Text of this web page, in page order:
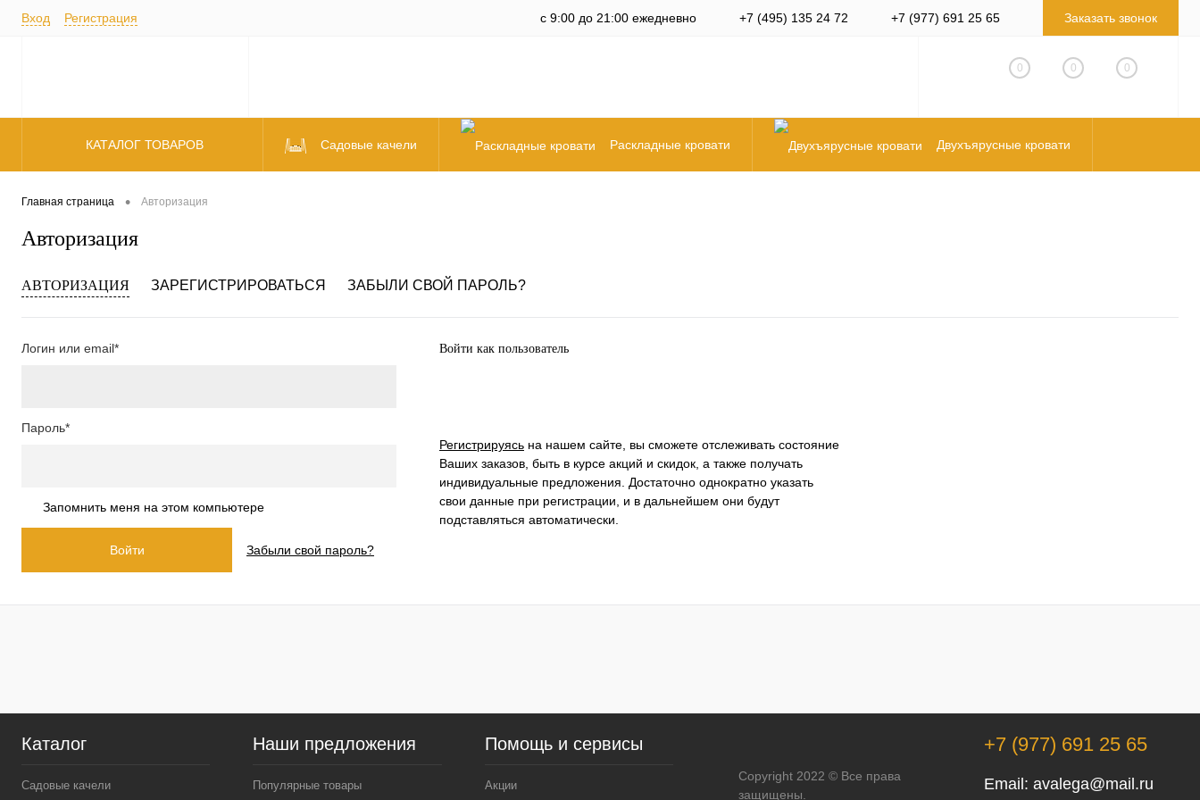
Вход Регистрация с 9:00 до 21:00 ежедневно +7 (495) 135 24 72 +7 (977) 691 25 65 Заказать звонок
0 0 0
КАТАЛОГ ТОВАРОВ Садовые качели Раскладные кровати Двухъярусные кровати
Главная страница • Авторизация
Авторизация
АВТОРИЗАЦИЯ ЗАРЕГИСТРИРОВАТЬСЯ ЗАБЫЛИ СВОЙ ПАРОЛЬ?
Логин или email*
Пароль*
Запомнить меня на этом компьютере
Забыли свой пароль?
Войти как пользователь
Регистрируясь на нашем сайте, вы сможете отслеживать состояние
Ваших заказов, быть в курсе акций и скидок, а также получать
индивидуальные предложения. Достаточно однократно указать
свои данные при регистрации, и в дальнейшем они будут
подставляться автоматически.
Каталог
Садовые качели
Наши предложения
Популярные товары
Помощь и сервисы
Акции
Copyright 2022 © Все права
защищены.
+7 (977) 691 25 65
Email: avalega@mail.ru